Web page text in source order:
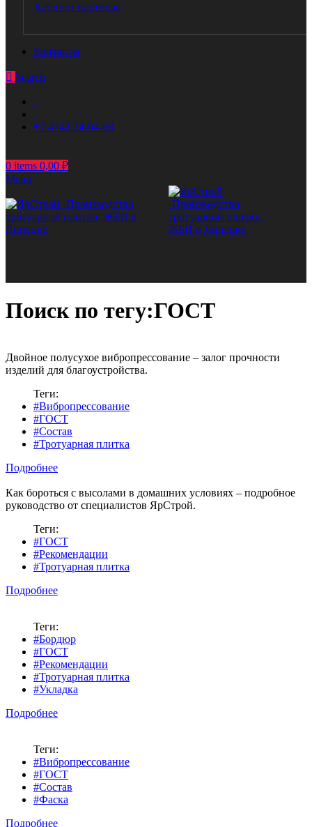
Кабинет партнера
Контакты
Search
+7 4742 24-04-68
0 items 0,00 ₽
Menu
Поиск по тегу:ГОСТ
Двойное полусухое вибропрессование – залог прочности
изделий для благоустройства.
Теги:
#Вибропрессование
#ГОСТ
#Состав
#Тротуарная плитка
Подробнее
Как бороться с высолами в домашних условиях – подробное
руководство от специалистов ЯрСтрой.
Теги:
#ГОСТ
#Рекомендации
#Тротуарная плитка
Подробнее
Теги:
#Бордюр
#ГОСТ
#Рекомендации
#Тротуарная плитка
#Укладка
Подробнее
Теги:
#Вибропрессование
#ГОСТ
#Состав
#Фаска
Подробнее